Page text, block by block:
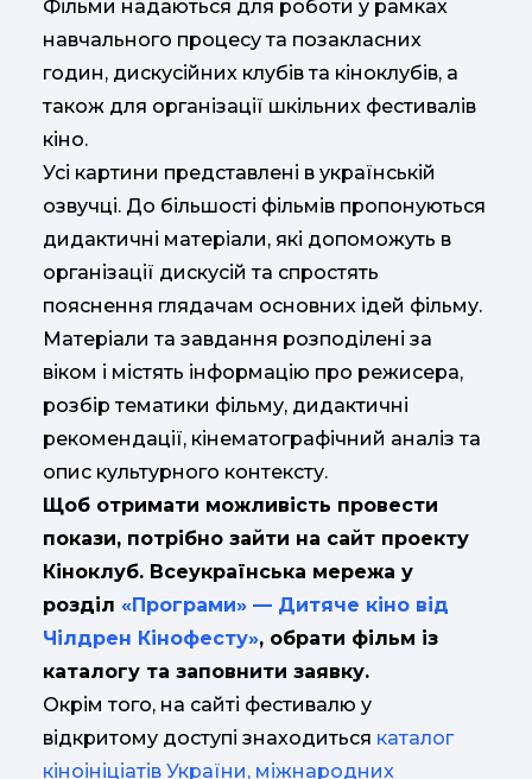
Фільми надаються для роботи у рамках
навчального процесу та позакласних
годин, дискусійних клубів та кіноклубів, а
також для організації шкільних фестивалів
кіно.
Усі картини представлені в українській
озвучці. До більшості фільмів пропонуються
дидактичні матеріали, які допоможуть в
організації дискусій та спростять
пояснення глядачам основних ідей фільму.
Матеріали та завдання розподілені за
віком і містять інформацію про режисера,
розбір тематики фільму, дидактичні
рекомендації, кінематографічний аналіз та
опис культурного контексту.
Щоб отримати можливість провести
покази, потрібно зайти на сайт проекту
Кіноклуб. Всеукраїнська мережа у
розділ «Програми» — Дитяче кіно від
Чілдрен Кінофесту», обрати фільм із
каталогу та заповнити заявку.
Окрім того, на сайті фестивалю у
відкритому доступі знаходиться каталог
кіноініціатів України, міжнародних